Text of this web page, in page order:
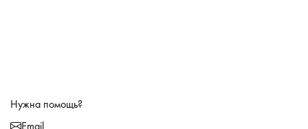
Нужна помощь?
Email